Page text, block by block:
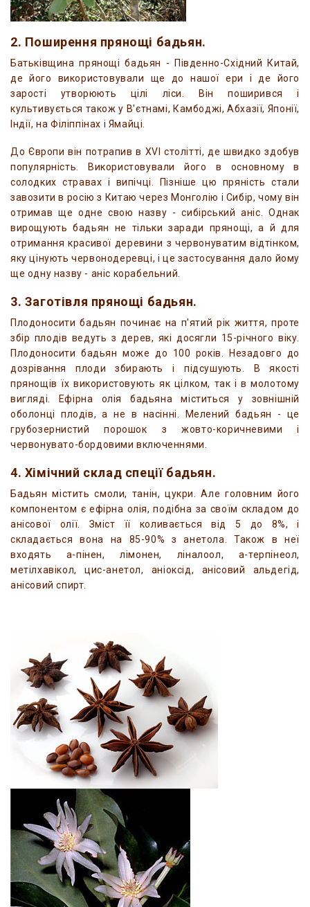
2. Поширення прянощі бадьян.
Батьківщина прянощі бадьян - Південно-Східний Китай,
де його використовували ще до нашої ери і де його
зарості утворюють цілі ліси. Він поширився і
культивується також у В'єтнамі, Камбоджі, Абхазії, Японії,
Індії, на Філіппінах і Ямайці.
До Європи він потрапив в XVI столітті, де швидко здобув
популярність. Використовували його в основному в
солодких стравах і випічці. Пізніше цю пряність стали
завозити в росію з Китаю через Монголію і Сибір, чому він
отримав ще одне свою назву - сибірський аніс. Однак
вирощують бадьян не тільки заради прянощі, а й для
отримання красивої деревини з червонуватим відтінком,
яку цінують червонодеревці, і це застосування дало йому
ще одну назву - аніс корабельний.
3. Заготівля прянощі бадьян.
Плодоносити бадьян починає на п'ятий рік життя, проте
збір плодів ведуть з дерев, які досягли 15-річного віку.
Плодоносити бадьян може до 100 років. Незадовго до
дозрівання плоди збирають і підсушують. В якості
прянощів їх використовують як цілком, так і в молотому
вигляді. Ефірна олія бадьяна міститься у зовнішній
оболонці плодів, а не в насінні. Мелений бадьян - це
грубозернистий порошок з жовто-коричневими і
червонувато-бордовими включеннями.
4. Хімічний склад спеції бадьян.
Бадьян містить смоли, танін, цукри. Але головним його
компонентом є ефірна олія, подібна за своїм складом до
анісової олії. Зміст її коливається від 5 до 8%, і
складається вона на 85-90% з анетола. Також в неї
входять a-пінен, лімонен, ліналоол, a-терпінеол,
метілхавікол, цис-анетол, аніоксід, анісовий альдегід,
анісовий спирт.